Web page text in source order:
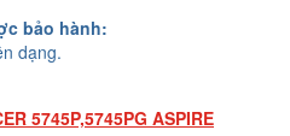
bảo hành:
dạng.
5745P,5745PG ASPIRE